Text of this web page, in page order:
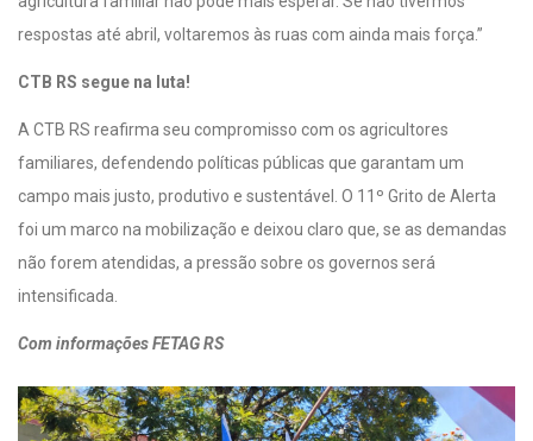
respostas até abril, voltaremos às ruas com ainda mais força.”
CTB RS segue na luta!
A CTB RS reafirma seu compromisso com os agricultores
familiares, defendendo políticas públicas que garantam um
campo mais justo, produtivo e sustentável. O 11º Grito de Alerta
foi um marco na mobilização e deixou claro que, se as demandas
não forem atendidas, a pressão sobre os governos será
intensificada.
Com informações FETAG RS